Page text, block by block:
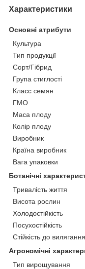
Характеристики
Основні атрибути
Культура
Тип продукції
Сорт/Гібрид
Група стиглості
Класс семян
ГМО
Маса плоду
Колір плоду
Виробник
Країна виробник
Вага упаковки
Ботанічні
Тривалість життя
Висота рослин
Холодостійкість
Посухостійкість
Стійкість до вилягання
Агрономічні
Тип вирощування